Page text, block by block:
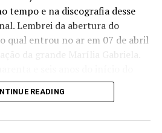
tempo e na discografia desse
Lembrei da abertura do
qual entrou no ar em 07 de abril
da grande Marília Gabriela.
tema de abertura a música
de Rita Lee e Roberto de Carvalho.
READING